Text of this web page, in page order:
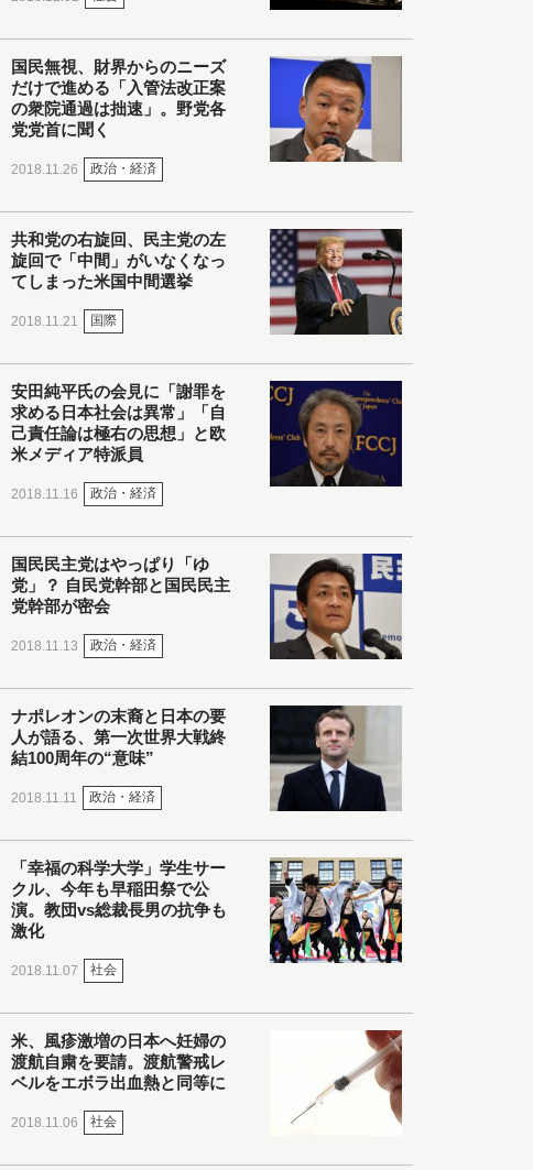
国民無視、財界からのニーズ
だけで進める「入管法改正案
の衆院通過は拙速」。野党各
党党首に聞く
2018.11.26 政治・経済
共和党の右旋回、民主党の左
旋回で「中間」がいなくなっ
てしまった米国中間選挙
2018.11.21 国際
安田純平氏の会見に「謝罪を
求める日本社会は異常」「自
己責任論は極右の思想」と欧
米メディア特派員
2018.11.16 政治・経済
国民民主党はやっぱり「ゆ
党」？ 自民党幹部と国民民主
党幹部が密会
2018.11.13 政治・経済
ナポレオンの末裔と日本の要
人が語る、第一次世界大戦終
結100周年の“意味”
2018.11.11 政治・経済
「幸福の科学大学」学生サー
クル、今年も早稲田祭で公
演。教団vs総裁長男の抗争も
激化
2018.11.07 社会
米、風疹激増の日本へ妊婦の
渡航自粛を要請。渡航警戒レ
ベルをエボラ出血熱と同等に
2018.11.06 社会